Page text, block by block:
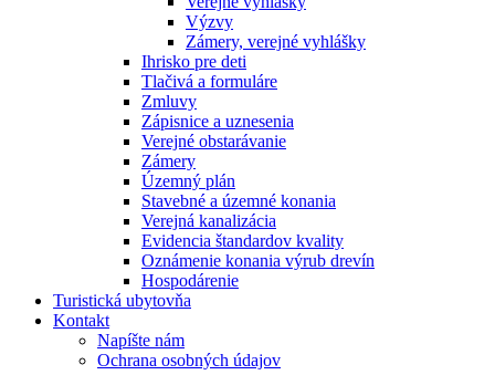
Výzvy
Zámery, verejné vyhlášky
Ihrisko pre deti
Tlačivá a formuláre
Zmluvy
Zápisnice a uznesenia
Verejné obstarávanie
Zámery
Územný plán
Stavebné a územné konania
Verejná kanalizácia
Evidencia štandardov kvality
Oznámenie konania výrub drevín
Hospodárenie
Turistická ubytovňa
Kontakt
Napíšte nám
Ochrana osobných údajov